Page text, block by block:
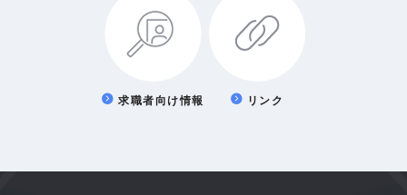
求職者向け情報 リンク